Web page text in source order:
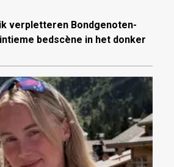
verpletteren Bondgenoten-
bedscène in het donker